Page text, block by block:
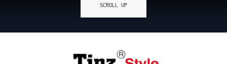
SCROLL UP